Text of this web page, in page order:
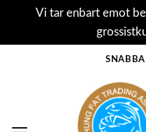
Vi tar enbart emot
SNABBA